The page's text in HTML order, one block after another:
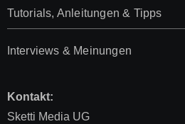
Tutorials, Anleitungen & Tipps
Interviews & Meinungen
Kontakt:
Sketti Media UG